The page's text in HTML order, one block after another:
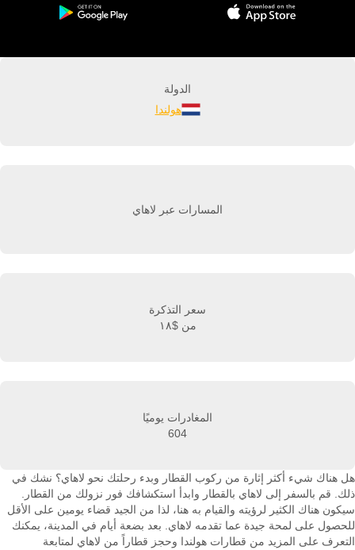
الدولة
هولندا
المسارات عبر لاهاي
سعر التذكرة
من $١٨
المغادرات يوميًا
604
هل هناك شيء أكثر إثارة من ركوب القطار وبدء رحلتك نحو لاهاي؟ نشك في
ذلك. قم بالسفر إلى لاهاي بالقطار وابدأ استكشافك فور نزولك من القطار.
سيكون هناك الكثير لرؤيته والقيام به هنا، لذا من الجيد قضاء يومين على الأقل
للحصول على لمحة جيدة عما تقدمه لاهاي. بعد بضعة أيام في المدينة، يمكنك
التعرف على المزيد من قطارات هولندا وحجز قطاراً من لاهاي لمتابعة